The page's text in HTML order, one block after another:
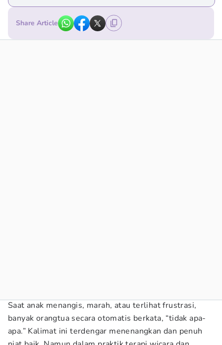
Share Article
Saat anak menangis, marah, atau terlihat frustrasi,
banyak orangtua secara otomatis berkata, “tidak apa-
apa.” Kalimat ini terdengar menenangkan dan penuh